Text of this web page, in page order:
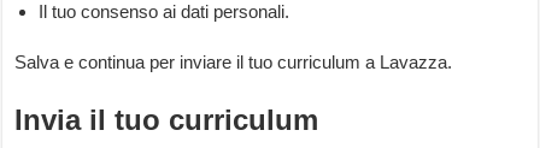
Il tuo consenso ai dati personali.
Salva e continua per inviare il tuo curriculum a Lavazza.
Invia il tuo curriculum